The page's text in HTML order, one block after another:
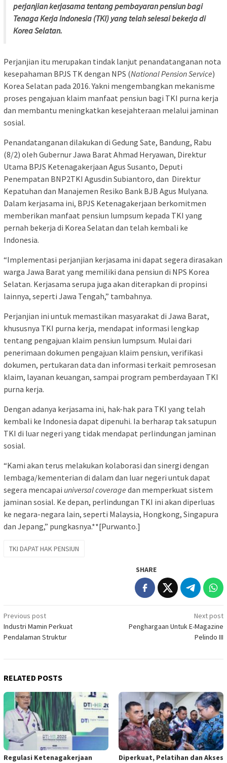
perjanjian kerjasama tentang pembayaran pensiun bagi
Tenaga Kerja Indonesia (TKI) yang telah selesai bekerja di
Korea Selatan.
Perjanjian itu merupakan tindak lanjut penandatanganan nota
kesepahaman BPJS TK dengan NPS (National Pension Service)
Korea Selatan pada 2016. Yakni mengembangkan mekanisme
proses pengajuan klaim manfaat pensiun bagi TKI purna kerja
dan membantu meningkatkan kesejahteraan melalui jaminan
sosial.
Penandatanganan dilakukan di Gedung Sate, Bandung, Rabu
(8/2) oleh Gubernur Jawa Barat Ahmad Heryawan, Direktur
Utama BPJS Ketenagakerjaan Agus Susanto, Deputi
Penempatan BNP2TKI Agusdin Subiantoro, dan Direktur
Kepatuhan dan Manajemen Resiko Bank BJB Agus Mulyana.
Dalam kerjasama ini, BPJS Ketenagakerjaan berkomitmen
memberikan manfaat pensiun lumpsum kepada TKI yang
pernah bekerja di Korea Selatan dan telah kembali ke
Indonesia.
“Implementasi perjanjian kerjasama ini dapat segera dirasakan
warga Jawa Barat yang memiliki dana pensiun di NPS Korea
Selatan. Kerjasama serupa juga akan diterapkan di propinsi
lainnya, seperti Jawa Tengah,” tambahnya.
Perjanjian ini untuk memastikan masyarakat di Jawa Barat,
khususnya TKI purna kerja, mendapat informasi lengkap
tentang pengajuan klaim pensiun lumpsum. Mulai dari
penerimaan dokumen pengajuan klaim pensiun, verifikasi
dokumen, pertukaran data dan informasi terkait pemrosesan
klaim, layanan keuangan, sampai program pemberdayaan TKI
purna kerja.
Dengan adanya kerjasama ini, hak-hak para TKI yang telah
kembali ke Indonesia dapat dipenuhi. Ia berharap tak satupun
TKI di luar negeri yang tidak mendapat perlindungan jaminan
sosial.
“Kami akan terus melakukan kolaborasi dan sinergi dengan
lembaga/kementerian di dalam dan luar negeri untuk dapat
segera mencapai universal coverage dan memperkuat sistem
jaminan sosial. Ke depan, perlindungan TKI ini akan diperluas
ke negara-negara lain, seperti Malaysia, Hongkong, Singapura
dan Jepang,” pungkasnya.**[Purwanto.]
TKI DAPAT HAK PENSIUN
SHARE
Post
navigation
Previous post
Industri Mamin Perkuat
Pendalaman Struktur
Next post
Penghargaan Untuk E-Magazine
Pelindo III
RELATED POSTS
Regulasi Ketenagakerjaan
Diperkuat, Pelatihan dan Akses